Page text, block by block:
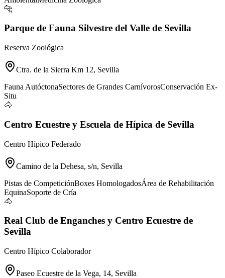
🐆
Parque de Fauna Silvestre del Valle de Sevilla
Reserva Zoológica
Ctra. de la Sierra Km 12, Sevilla
Fauna AutóctonaSectores de Grandes CarnívorosConservación Ex-
Situ
🐴
Centro Ecuestre y Escuela de Hípica de Sevilla
Centro Hípico Federado
Camino de la Dehesa, s/n, Sevilla
Pistas de CompeticiónBoxes HomologadosÁrea de Rehabilitación
EquinaSoporte de Cría
🐴
Real Club de Enganches y Centro Ecuestre de
Sevilla
Centro Hípico Colaborador
Paseo Ecuestre de la Vega, 14, Sevilla